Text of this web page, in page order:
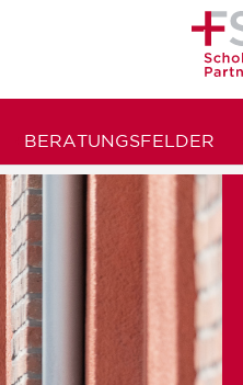
BERATUNGSFELDER